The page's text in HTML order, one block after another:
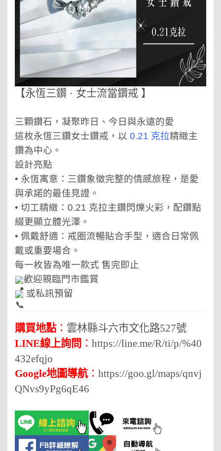
【永恆三鑽 · 女士流當鑽戒 】
三顆鑽石，凝聚昨日、今日與永遠的愛
這枚永恆三鑽女士鑽戒，以 0.21 克拉精緻主
鑽為中心。
設計亮點
• 永恆寓意：三鑽象徵完整的情感旅程，是愛
與承諾的最佳見證。
• 切工精緻：0.21 克拉主鑽閃爍火彩，配鑽點
綴更顯立體光澤。
• 佩戴舒適：戒圈流暢貼合手型，適合日常佩
戴或重要場合。
每一枚皆為唯一款式 售完即止
歡迎親臨門市鑑賞
或私訊預留
購買地點： 雲林縣斗六市文化路527號
LINE線上詢問 ： https://line.me/R/ti/p/%40
432efqjo
Google地圖導航： https://goo.gl/maps/qnvj
QNvs9yPg6qE46